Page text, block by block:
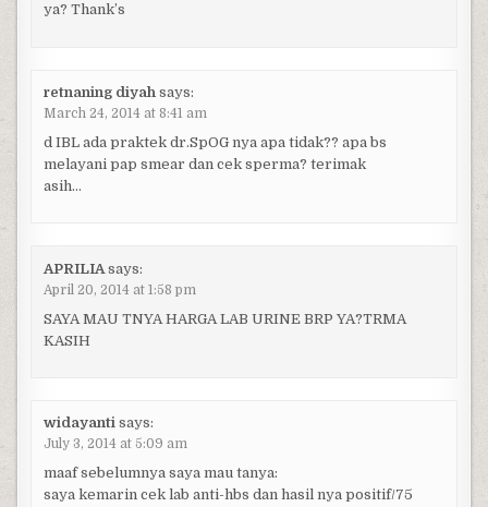
ya? Thank’s
retnaning diyah says:
March 24, 2014 at 8:41 am
d IBL ada praktek dr.SpOG nya apa tidak?? apa bs
melayani pap smear dan cek sperma? terimak
asih…
APRILIA says:
April 20, 2014 at 1:58 pm
SAYA MAU TNYA HARGA LAB URINE BRP YA?TRMA
KASIH
widayanti says:
July 3, 2014 at 5:09 am
maaf sebelumnya saya mau tanya:
saya kemarin cek lab anti-hbs dan hasil nya positif/75